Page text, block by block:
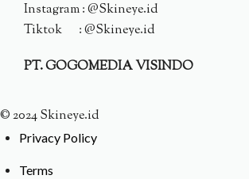
Instagram : @Skineye.id
Tiktok : @Skineye.id
PT. GOGOMEDIA VISINDO
© 2024 Skineye.id
Privacy Policy
Terms